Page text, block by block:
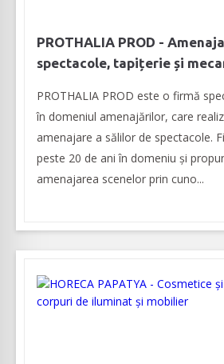
PROTHALIA PROD -
spectacole, tapițerie și
PROTHALIA PROD este o firmă
în domeniul amenajărilor, care
amenajare a sălilor de spectacole.
peste 20 de ani în domeniu și
amenajarea scenelor prin cuno...